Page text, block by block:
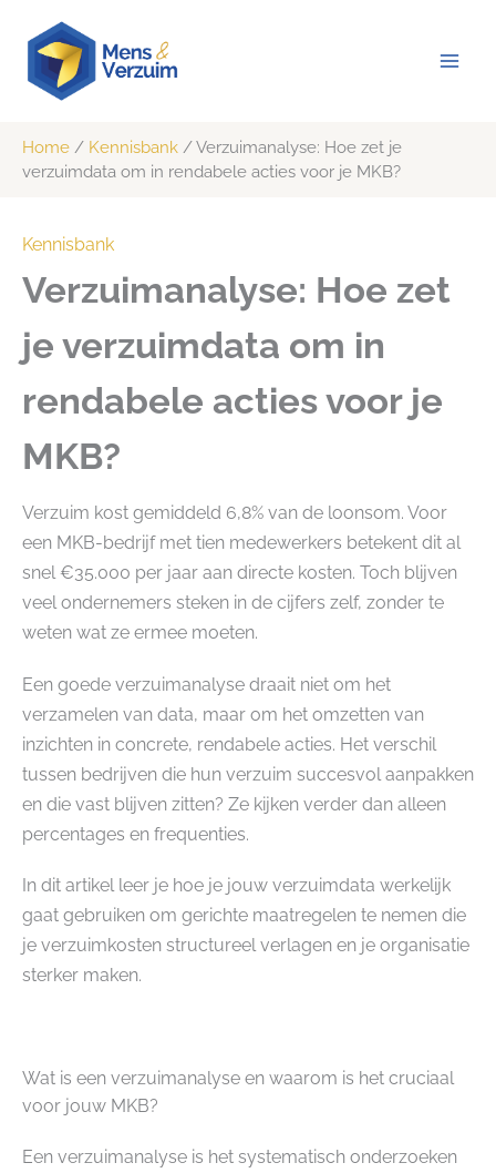
naar
inhoud
Home / Kennisbank /Verzuimanalyse: Hoe zet je
verzuimdata om in rendabele acties voor je MKB?
Kennisbank
Verzuimanalyse: Hoe zet
je verzuimdata om in
rendabele acties voor je
MKB?
Verzuim kost gemiddeld 6,8% van de loonsom. Voor
een MKB-bedrijf met tien medewerkers betekent dit al
snel €35.000 per jaar aan directe kosten. Toch blijven
veel ondernemers steken in de cijfers zelf, zonder te
weten wat ze ermee moeten.
Een goede verzuimanalyse draait niet om het
verzamelen van data, maar om het omzetten van
inzichten in concrete, rendabele acties. Het verschil
tussen bedrijven die hun verzuim succesvol aanpakken
en die vast blijven zitten? Ze kijken verder dan alleen
percentages en frequenties.
In dit artikel leer je hoe je jouw verzuimdata werkelijk
gaat gebruiken om gerichte maatregelen te nemen die
je verzuimkosten structureel verlagen en je organisatie
sterker maken.
Wat is een verzuimanalyse en waarom is het cruciaal
voor jouw MKB?
Een verzuimanalyse is het systematisch onderzoeken